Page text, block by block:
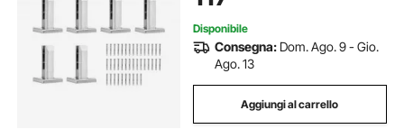
3 mm Argento
Disponibile
Consegna: Dom. Ago. 9 - Gio.
Ago. 13
Aggiungi al carrello